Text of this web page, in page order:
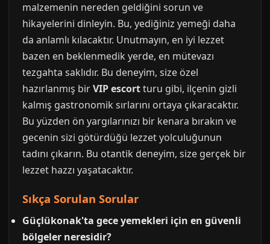
malzemenin nereden geldiğini sorun ve
hikayelerini dinleyin. Bu, yediğiniz yemeği daha
da anlamlı kılacaktır. Unutmayın, en iyi lezzet
bazen en beklenmedik yerde, en mütevazı
tezgahta saklıdır. Bu deneyim, size özel
hazırlanmış birVIP escortturu gibi, ilçenin gizli
kalmış gastronomik sırlarını ortaya çıkaracaktır.
Bu yüzden ön yargılarınızı bir kenara bırakın ve
gecenin sizi götürdüğü lezzet yolculuğunun
tadını çıkarın. Bu otantik deneyim, size gerçek bir
lezzet hazzı yaşatacaktır.
Sıkça Sorulan Sorular
Güçlükonak'ta gece yemekleri için en güvenli
bölgeler neresidir?